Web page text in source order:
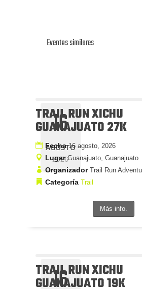
Eventos similares
16
AGOSTO
2026
TRAIL RUN XICHU
GUANAJUATO 27K
Fecha16 agosto, 2026
LugarGuanajuato, Guanajuato
Organizador Trail Run
Categoría Trail
Más info.
16
TRAIL RUN XICHU
GUANAJUATO 19K